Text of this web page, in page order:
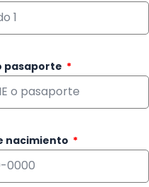
pasaporte
nacimiento